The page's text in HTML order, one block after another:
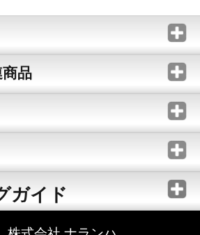
品
ガイド